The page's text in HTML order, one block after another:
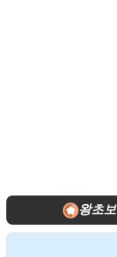
왕초보